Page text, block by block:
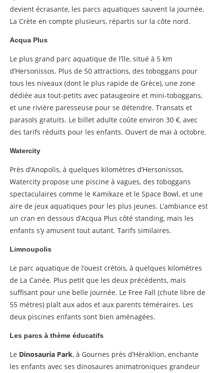
devient écrasante, les parcs aquatiques sauvent la journée.
La Crète en compte plusieurs, répartis sur la côte nord.
Acqua Plus
Le plus grand parc aquatique de l’île, situé à 5 km
d’Hersonissos. Plus de 50 attractions, des toboggans pour
tous les niveaux (dont le plus rapide de Grèce), une zone
dédiée aux tout-petits avec pataugeoire et mini-toboggans,
et une rivière paresseuse pour se détendre. Transats et
parasols gratuits. Le billet adulte coûte environ 30 €, avec
des tarifs réduits pour les enfants. Ouvert de mai à octobre.
Watercity
Près d’Anopolis, à quelques kilomètres d’Hersonissos,
Watercity propose une piscine à vagues, des toboggans
spectaculaires comme le Kamikaze et le Space Bowl, et une
aire de jeux aquatiques pour les plus jeunes. L’ambiance est
un cran en dessous d’Acqua Plus côté standing, mais les
enfants s’y amusent tout autant. Tarifs similaires.
Limnoupolis
Le parc aquatique de l’ouest crétois, à quelques kilomètres
de La Canée. Plus petit que les deux précédents, mais
suffisant pour une belle journée. Le Free Fall (chute libre de
55 mètres) plaît aux ados et aux parents téméraires. Les
deux piscines enfants sont bien aménagées.
Les parcs à thème éducatifs
Le Dinosauria Park, à Gournes près d’Héraklion, enchante
les enfants avec ses dinosaures animatroniques grandeur